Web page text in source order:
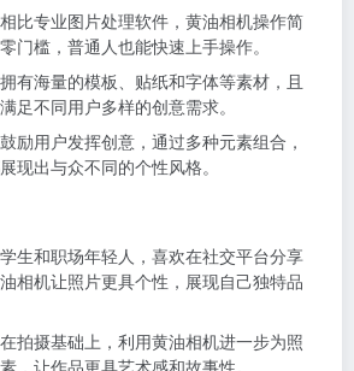
相比专业图片处理软件，黄油相机操作简
门槛，普通人也能快速上手操作。
拥有海量的模板、贴纸和字体等素材，且
足不同用户多样的创意需求。
励用户发挥创意，通过多种元素组合，
现出与众不同的个性风格。
生和职场年轻人，喜欢在社交平台分享
相机让照片更具个性，展现自己独特品
在拍摄基础上，利用黄油相机进一步为照